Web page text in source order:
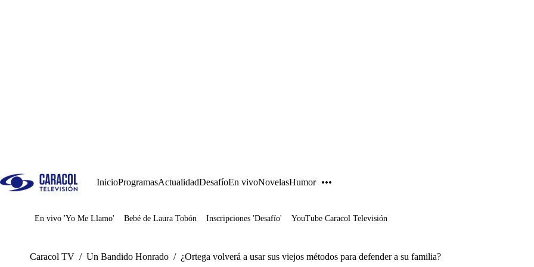
InicioProgramasActualidadDesafíoEn vivoNovelasHumor
Juegos
En vivo 'Yo Me Llamo' Bebé de Laura Tobón Inscripciones 'Desafío' YouTube Caracol Televisión
Caracol TV / Un Bandido Honrado / ¿Ortega volverá a usar sus viejos métodos para defender a su familia?